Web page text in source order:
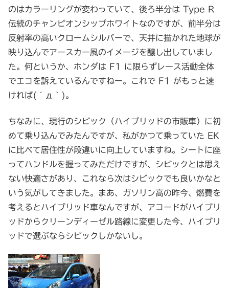
のはカラーリングが変わっていて、後ろ半分は Type R
伝統のチャンピオンシップホワイトなのですが、前半分は
反射率の高いクロームシルバーで、天井に描かれた地球が
映り込んでアースカー風のイメージを醸し出していまし
た。何というか、ホンダは F1 に限らずレース活動全体
でエコを訴えているんですねー。これで F1 がもっと速
ければ(´д｀)。
ちなみに、現行のシビック（ハイブリッドの市販車）に初
めて乗り込んでみたんですが、私がかつて乗っていた EK
に比べて居住性が段違いに向上していますね。シートに座
ってハンドルを握ってみただけですが、シビックとは思え
ない快適さがあり、これなら次はシビックでも良いかなと
いう気がしてきました。まあ、ガソリン高の昨今、燃費を
考えるとハイブリッド車なんですが、アコードがハイブリ
ッドからクリーンディーゼル路線に変更した今、ハイブリ
ッドで選ぶならシビックしかないし。